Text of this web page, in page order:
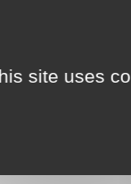
de Wing
être tenue
à l’égard
qui
site uses